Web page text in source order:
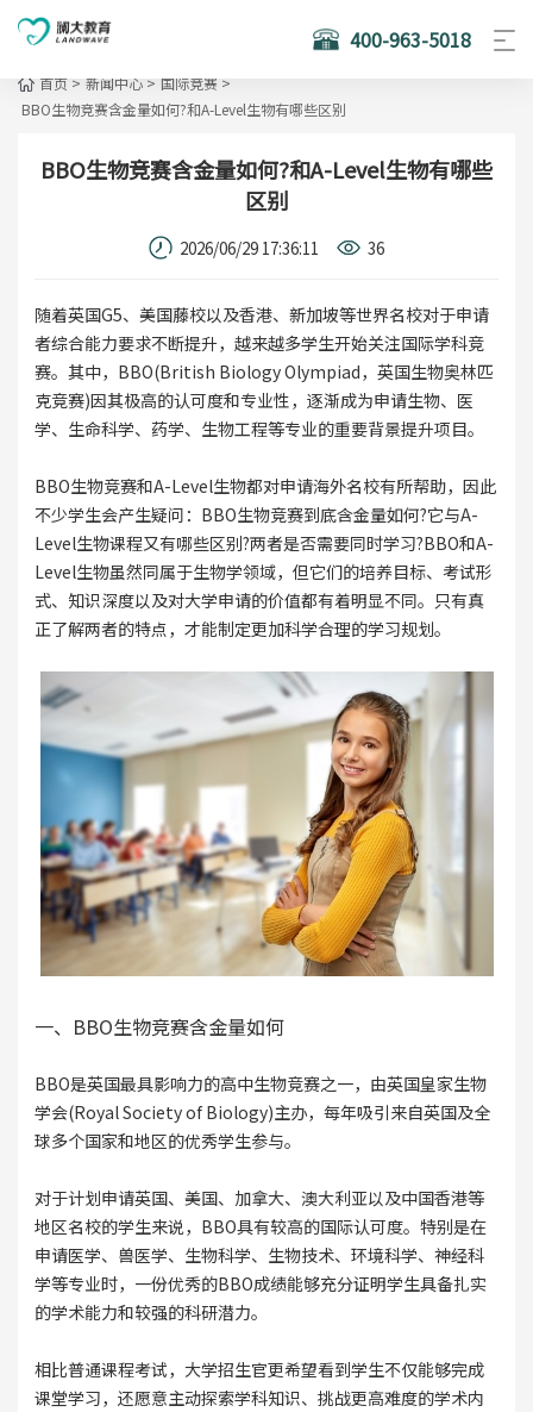
400-963-5018
首页 > 新闻中心 > 国际竞赛 >
BBO生物竞赛含金量如何?和A-Level生物有哪些区别
BBO生物竞赛含金量如何?和A-Level生物有哪些
区别
2026/06/29 17:36:11 36
随着英国G5、美国藤校以及香港、新加坡等世界名校对于申请
者综合能力要求不断提升，越来越多学生开始关注国际学科竞
赛。其中，BBO(British Biology Olympiad，英国生物奥林匹
克竞赛)因其极高的认可度和专业性，逐渐成为申请生物、医
学、生命科学、药学、生物工程等专业的重要背景提升项目。
BBO生物竞赛和A-Level生物都对申请海外名校有所帮助，因此
不少学生会产生疑问：BBO生物竞赛到底含金量如何?它与A-
Level生物课程又有哪些区别?两者是否需要同时学习?BBO和A-
Level生物虽然同属于生物学领域，但它们的培养目标、考试形
式、知识深度以及对大学申请的价值都有着明显不同。只有真
正了解两者的特点，才能制定更加科学合理的学习规划。
一、BBO生物竞赛含金量如何
BBO是英国最具影响力的高中生物竞赛之一，由英国皇家生物
学会(Royal Society of Biology)主办，每年吸引来自英国及全
球多个国家和地区的优秀学生参与。
对于计划申请英国、美国、加拿大、澳大利亚以及中国香港等
地区名校的学生来说，BBO具有较高的国际认可度。特别是在
申请医学、兽医学、生物科学、生物技术、环境科学、神经科
学等专业时，一份优秀的BBO成绩能够充分证明学生具备扎实
的学术能力和较强的科研潜力。
相比普通课程考试，大学招生官更希望看到学生不仅能够完成
课堂学习，还愿意主动探索学科知识、挑战更高难度的学术内